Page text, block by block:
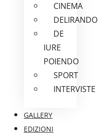
CINEMA
DELIRANDO
DE
IURE
POIENDO
SPORT
INTERVISTE
GALLERY
EDIZIONI